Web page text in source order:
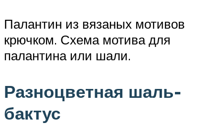
Палантин из вязаных мотивов
крючком. Схема мотива для
палантина или шали.
Разноцветная шаль-
бактус